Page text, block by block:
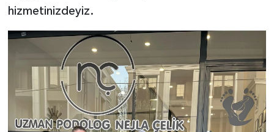
hizmetinizdeyiz.